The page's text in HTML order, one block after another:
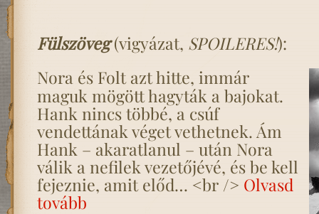
Fülszöveg(vigyázat, SPOILERES!):
Nora és Folt azt hitte, immár
maguk mögött hagyták a bajokat.
Hank nincs többé, a csúf
vendettának véget vethetnek. Ám
Hank – akaratlanul – után Nora
válik a nefilek vezetőjévé, és be kell
fejeznie, amit előd… <br /> Olvasd
tovább